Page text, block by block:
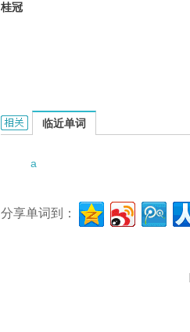
桂冠
a laurel wreath的相关资料：
临近单词
a
分享单词到：